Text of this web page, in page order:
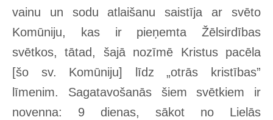
vainu un sodu atlaišanu saistīja ar svēto
Komūniju, kas ir pieņemta Žēlsirdības
svētkos, tātad, šajā nozīmē Kristus pacēla
[šo sv. Komūniju] līdz „otrās kristības”
līmenim. Sagatavošanās šiem svētkiem ir
novenna: 9 dienas, sākot no Lielās